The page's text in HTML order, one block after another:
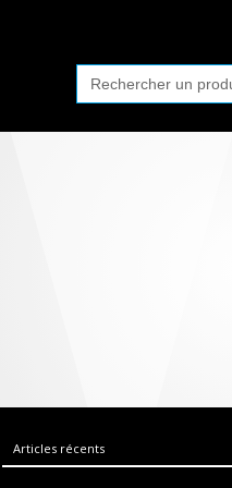
Search
for:
Articles récents